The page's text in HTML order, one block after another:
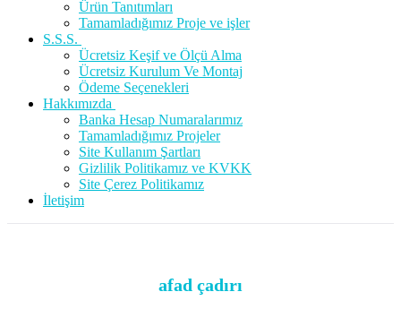
Ürün Tanıtımları
Tamamladığımız Proje ve işler
S.S.S.
Ücretsiz Keşif ve Ölçü Alma
Ücretsiz Kurulum Ve Montaj
Ödeme Seçenekleri
Hakkımızda
Banka Hesap Numaralarımız
Tamamladığımız Projeler
Site Kullanım Şartları
Gizlilik Politikamız ve KVKK
Site Çerez Politikamız
İletişim
afad çadırı